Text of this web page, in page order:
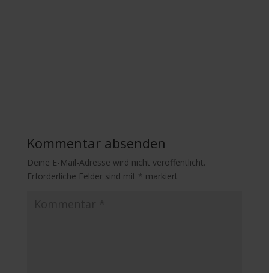
Kommentar absenden
Deine E-Mail-Adresse wird nicht veröffentlicht.
Erforderliche Felder sind mit * markiert